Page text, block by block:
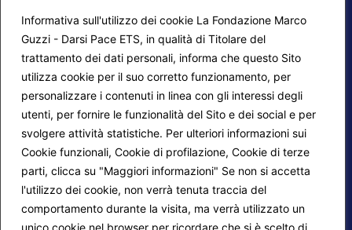
Informativa sull'utilizzo dei cookie La Fondazione Marco
Guzzi - Darsi Pace ETS, in qualità di Titolare del
trattamento dei dati personali, informa che questo Sito
utilizza cookie per il suo corretto funzionamento, per
personalizzare i contenuti in linea con gli interessi degli
utenti, per fornire le funzionalità del Sito e dei social e per
svolgere attività statistiche. Per ulteriori informazioni sui
Cookie funzionali, Cookie di profilazione, Cookie di terze
parti, clicca su "Maggiori informazioni" Se non si accetta
l'utilizzo dei cookie, non verrà tenuta traccia del
comportamento durante la visita, ma verrà utilizzato un
unico cookie nel browser per ricordare che si è scelto di
Mappa del sito
Progetti Darsi Pace
Login redattori
Calendario corsi
Privacy Policy
Cookie Policy